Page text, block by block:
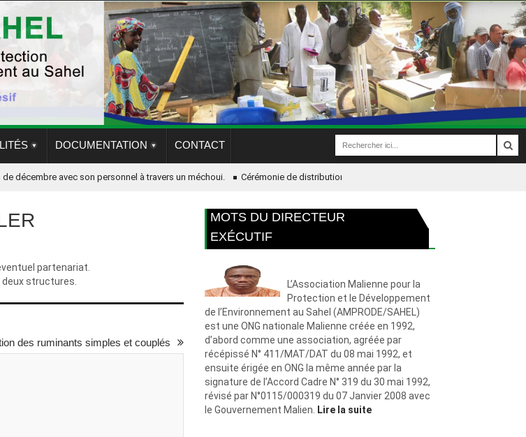
DOCUMENTATION CONTACT
décembre avec son personnel à travers un méchoui. Cérémonie de distribution des ruminants simples et couplés
partenariat.
structures.
des ruminants simples et couplés
MOTS DU DIRECTEUR
EXÉCUTIF
L’Association Malienne pour la
Protection et le Développement
de l’Environnement au Sahel (AMPRODE/SAHEL)
est une ONG nationale Malienne créée en 1992,
d’abord comme une association, agréée par
récépissé N° 411/MAT/DAT du 08 mai 1992, et
ensuite érigée en ONG la même année par la
signature de l’Accord Cadre N° 319 du 30 mai 1992,
révisé par N°0115/000319 du 07 Janvier 2008 avec
le Gouvernement Malien.
Lire la suite